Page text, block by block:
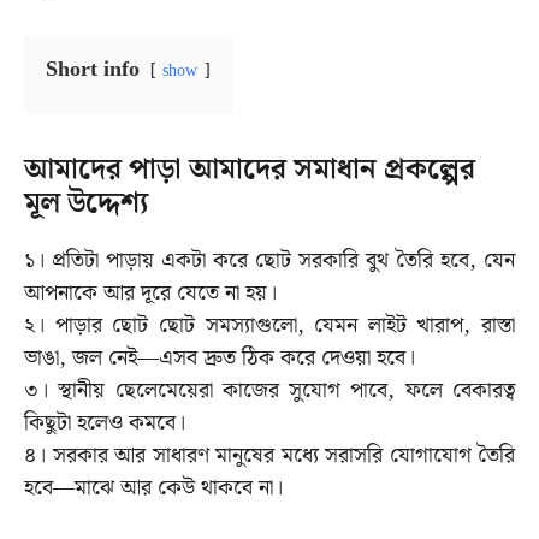
Short info show
আমাদের পাড়া আমাদের সমাধান প্রকল্পের
মূল উদ্দেশ্য
১। প্রতিটা পাড়ায় একটা করে ছোট সরকারি বুথ তৈরি হবে, যেন
আপনাকে আর দূরে যেতে না হয়।
২। পাড়ার ছোট ছোট সমস্যাগুলো, যেমন লাইট খারাপ, রাস্তা
ভাঙা, জল নেই—এসব দ্রুত ঠিক করে দেওয়া হবে।
৩। স্থানীয় ছেলেমেয়েরা কাজের সুযোগ পাবে, ফলে বেকারত্ব
কিছুটা হলেও কমবে।
৪। সরকার আর সাধারণ মানুষের মধ্যে সরাসরি যোগাযোগতৈরি
হবে—মাঝে আর কেউ থাকবে না।